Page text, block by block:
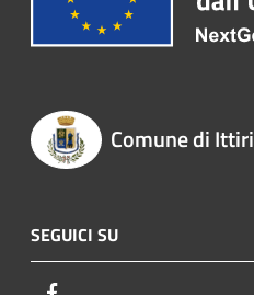
Comune di Ittiri
SEGUICI SU